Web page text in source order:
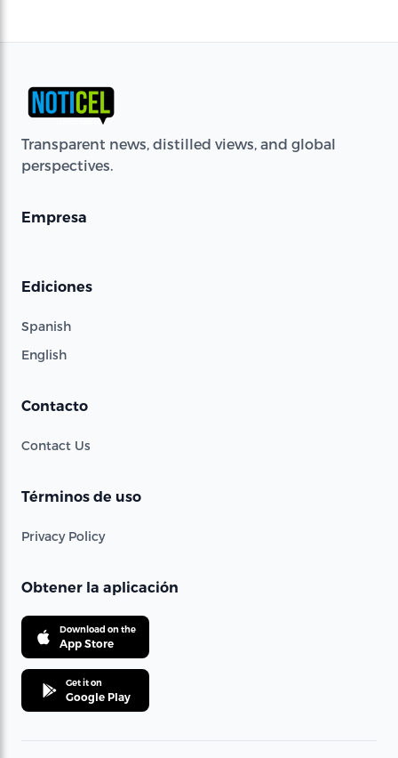
Transparent news, distilled views, and global
perspectives.
Empresa
Ediciones
Spanish
English
Contacto
Contact Us
Términos de uso
Privacy Policy
Obtener la aplicación
Download on the
App Store
Get it on
Google Play